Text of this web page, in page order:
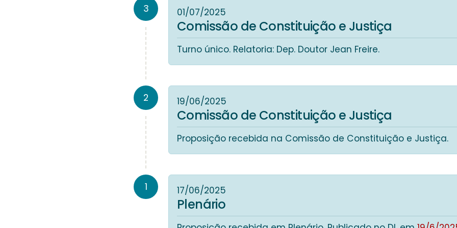
3 01/07/2025
Comissão de Constituição e Justiça
Turno único. Relatoria: Dep. Doutor Jean Freire.
2 19/06/2025
Comissão de Constituição e Justiça
Proposição recebida na Comissão de Constituição e Justiça.
1 17/06/2025
Plenário